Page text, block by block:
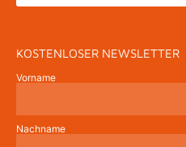
KOSTENLOSER NEWSLETTER
Vorname
Nachname